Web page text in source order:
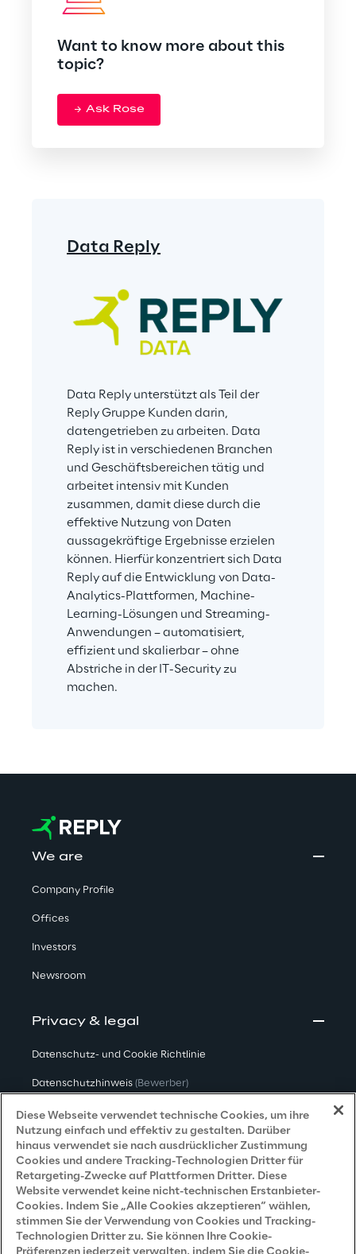
Want to know more about this
topic?
Ask Rose
Data Reply
Data Reply unterstützt als Teil der
Reply Gruppe Kunden darin,
datengetrieben zu arbeiten. Data
Reply ist in verschiedenen Branchen
und Geschäftsbereichen tätig und
arbeitet intensiv mit Kunden
zusammen, damit diese durch die
effektive Nutzung von Daten
aussagekräftige Ergebnisse erzielen
können. Hierfür konzentriert sich Data
Reply auf die Entwicklung von Data-
Analytics-Plattformen, Machine-
Learning-Lösungen und Streaming-
Anwendungen – automatisiert,
effizient und skalierbar – ohne
Abstriche in der IT-Security zu
machen.
We are
Company Profile
Offices
Investors
Newsroom
Privacy & legal
Datenschutz- und Cookie Richtlinie
Datenschutzhinweis (Bewerber)
Datenschutzhinweis(Kunden)
Datenschutzhinweis (Dienstleister)
Datenschutzhinweis (Marketing)
Grundsatzerklärung - LKSG(Deutschland)
Accessibility Statement
Diese Webseite verwendet technische Cookies, um ihre
Nutzung einfach und effektiv zu gestalten. Darüber
hinaus verwendet sie nach ausdrücklicher Zustimmung
Cookies und andere Tracking-Technologien Dritter für
Retargeting-Zwecke auf Plattformen Dritter. Diese
Website verwendet keine nicht-technischen Erstanbieter-
Cookies. Indem Sie „Alle Cookies akzeptieren“ wählen,
stimmen Sie der Verwendung von Cookies und Tracking-
Technologien Dritter zu. Sie können Ihre Cookie-